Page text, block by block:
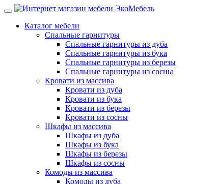
Каталог мебели
Спальные гарнитуры
Спальные гарнитуры из дуба
Спальные гарнитуры из бука
Спальные гарнитуры из березы
Спальные гарнитуры из сосны
Кровати из массива
Кровати из дуба
Кровати из бука
Кровати из березы
Кровати из сосны
Шкафы из массива
Шкафы из дуба
Шкафы из бука
Шкафы из березы
Шкафы из сосны
Комоды из массива
Комоды из дуба